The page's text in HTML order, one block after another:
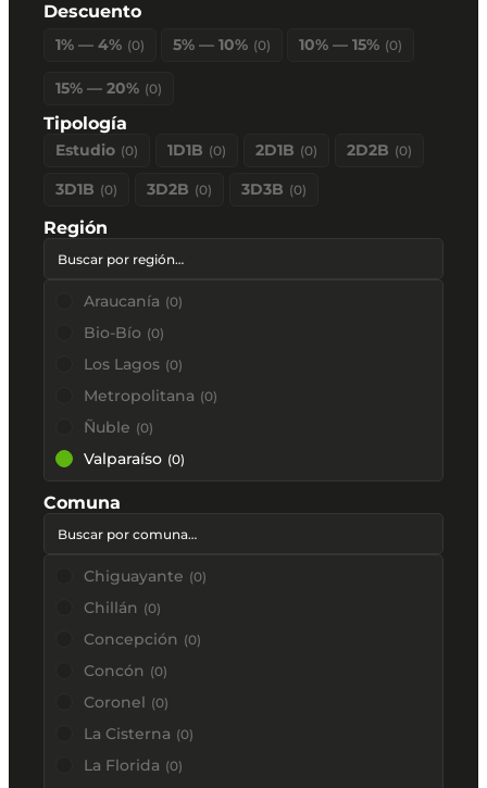
Descuento
1% — 4% (0) 5% — 10% (0) 10% — 15% (0)
15% — 20% (0)
Tipología
Estudio (0) 1D1B (0) 2D1B (0) 2D2B (0)
3D1B (0) 3D2B (0) 3D3B (0)
Región
Araucanía (0)
Bio-Bío (0)
Los Lagos (0)
Metropolitana (0)
Ñuble (0)
Valparaíso (0)
Comuna
Chiguayante (0)
Chillán (0)
Concepción (0)
Concón (0)
Coronel (0)
La Cisterna (0)
La Florida (0)